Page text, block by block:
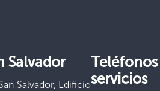
Salvador
Salvador, Edificioservicios